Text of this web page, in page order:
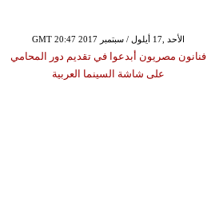
GMT 20:47 2017 الأحد ,17 أيلول / سبتمبر
فنانون مصريون أبدعوا في تقديم دور المحامي
على شاشة السينما العربية